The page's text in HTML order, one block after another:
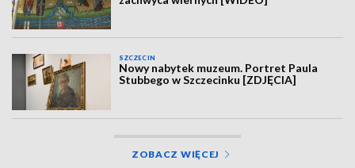
SZCZECIN
Nowy nabytek muzeum. Portret Paula
Stubbego w Szczecinku [ZDJĘCIA]
ZOBACZ WIĘCEJ